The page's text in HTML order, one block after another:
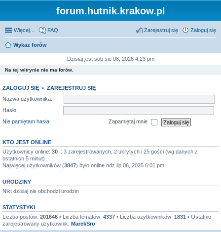
forum.hutnik.krakow.pl
Więcej… FAQ Zaloguj się
Zarejestruj się
Wykaz forów
Dzisiaj jest sob sie 08, 2026 4:23 pm
Na tej witrynie nie ma forów.
ZALOGUJ SIĘ • ZAREJESTRUJ SIĘ
Nazwa użytkownika:
Hasło:
Nie pamiętam hasła
Zapamiętaj mnie
KTO JEST ONLINE
Użytkownicy online: 30 :: 3 zarejestrowanych, 2 ukrytych i 25 gości (wg danych z
ostatnich 5 minut)
Najwięcej użytkowników (3847) było online ndz lip 06, 2025 6:01 pm
URODZINY
Nikt dzisiaj nie obchodzi urodzin
STATYSTYKI
Liczba postów: 201646 • Liczba tematów: 4337 • Liczba użytkowników: 1831 • Ostatnio
zarejestrowany użytkownik: MarekSro